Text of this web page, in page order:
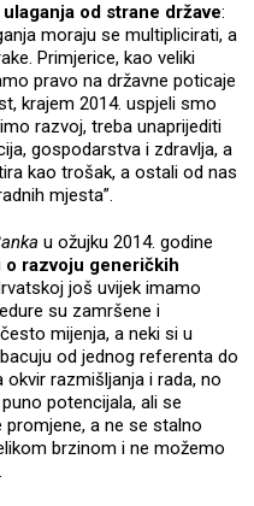
od strane države:
moraju se multiplicirati, a
Primjerice, kao veliki
pravo na državne poticaje
krajem 2014. uspjeli smo
razvoj, treba unaprijediti
gospodarstva i zdravlja, a
kao trošak, a ostali od nas
mjesta”.
u ožujku 2014. godine
o razvoju generičkih
još uvijek imamo
su zamršene i
mijenja, a neki si u
od jednog referenta do
razmišljanja i rada, no
potencijala, ali se
a ne se stalno
brzinom i ne možemo